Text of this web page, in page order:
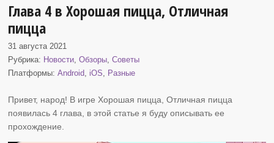
Глава 4 в Хорошая пицца, Отличная
пицца
31 августа 2021
Рубрика: Новости,Обзоры,Советы
Платформы:Android, iOS, Разные
Привет, народ! В игре Хорошая пицца, Отличная пицца
появилась 4 глава, в этой статье я буду описывать ее
прохождение